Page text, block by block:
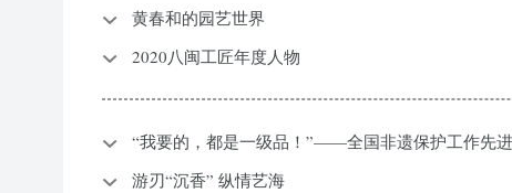
黄春和的园艺世界
2020八闽工匠年度人物
“我要的，都是一级品！”——全国非遗保护工作先
游刃“沉香” 纵情艺海